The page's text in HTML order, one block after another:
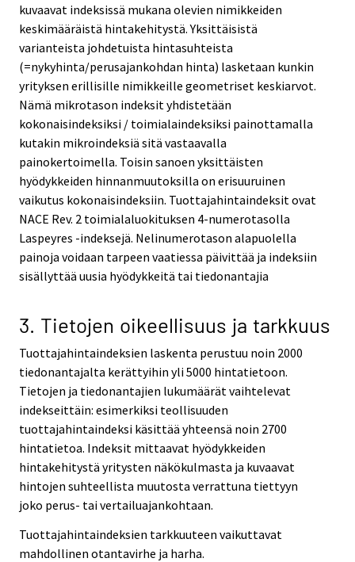
kuvaavat indeksissä mukana olevien nimikkeiden
keskimääräistä hintakehitystä. Yksittäisistä
varianteista johdetuista hintasuhteista
(=nykyhinta/perusajankohdan hinta) lasketaan kunkin
yrityksen erillisille nimikkeille geometriset keskiarvot.
Nämä mikrotason indeksit yhdistetään
kokonaisindeksiksi / toimialaindeksiksi painottamalla
kutakin mikroindeksiä sitä vastaavalla
painokertoimella. Toisin sanoen yksittäisten
hyödykkeiden hinnanmuutoksilla on erisuuruinen
vaikutus kokonaisindeksiin. Tuottajahintaindeksit ovat
NACE Rev. 2 toimialaluokituksen 4-numerotasolla
Laspeyres -indeksejä. Nelinumerotason alapuolella
painoja voidaan tarpeen vaatiessa päivittää ja indeksiin
sisällyttää uusia hyödykkeitä tai tiedonantajia
3. Tietojen oikeellisuus ja tarkkuus
Tuottajahintaindeksien laskenta perustuu noin 2000
tiedonantajalta kerättyihin yli 5000 hintatietoon.
Tietojen ja tiedonantajien lukumäärät vaihtelevat
indekseittäin: esimerkiksi teollisuuden
tuottajahintaindeksi käsittää yhteensä noin 2700
hintatietoa. Indeksit mittaavat hyödykkeiden
hintakehitystä yritysten näkökulmasta ja kuvaavat
hintojen suhteellista muutosta verrattuna tiettyyn
joko perus- tai vertailuajankohtaan.
Tuottajahintaindeksien tarkkuuteen vaikuttavat
mahdollinen otantavirhe ja harha.